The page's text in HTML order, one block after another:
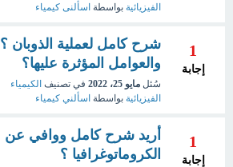
الفيزيائية بواسطة اسألنى كيمياء
1
إجابة
شرح كامل لعملية الذوبان ؟
والعوامل المؤثرة عليها؟
سُئل مايو 25، 2022 في تصنيف الكيمياء
الفيزيائية بواسطة اسألني كيمياء
1
إجابة
أريد شرح كامل ووافي عن
الكروماتوغرافيا ؟